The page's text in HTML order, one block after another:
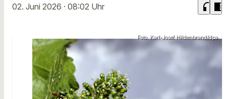
02. Juni 2026 · 08:02 Uhr headphones chrome_reader_mode
Foto: Karl-Josef Hildenbrand/dpa